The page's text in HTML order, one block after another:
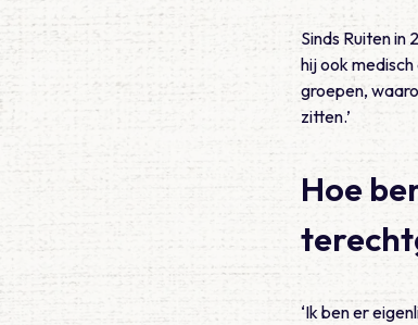
Sinds Ruiten
hij ook
groepen,
zitten.’
Hoe
‘Ik ben er